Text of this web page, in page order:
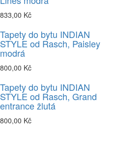
833,00 Kč
Tapety do bytu INDIAN
STYLE od Rasch, Paisley
modrá
800,00 Kč
Tapety do bytu INDIAN
STYLE od Rasch, Grand
entrance žlutá
800,00 Kč